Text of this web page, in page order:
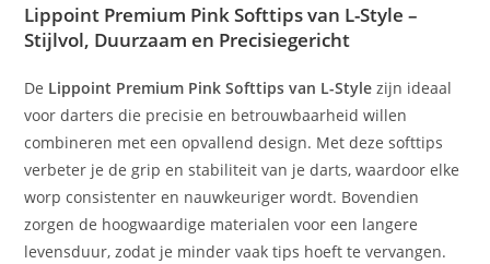
Lippoint Premium Pink Softtips van L-Style –
Stijlvol, Duurzaam en Precisiegericht
De Lippoint Premium Pink Softtips van L-Style zijn ideaal
voor darters die precisie en betrouwbaarheid willen
combineren met een opvallend design. Met deze softtips
verbeter je de grip en stabiliteit van je darts, waardoor elke
worp consistenter en nauwkeuriger wordt. Bovendien
zorgen de hoogwaardige materialen voor een langere
levensduur, zodat je minder vaak tips hoeft te vervangen.